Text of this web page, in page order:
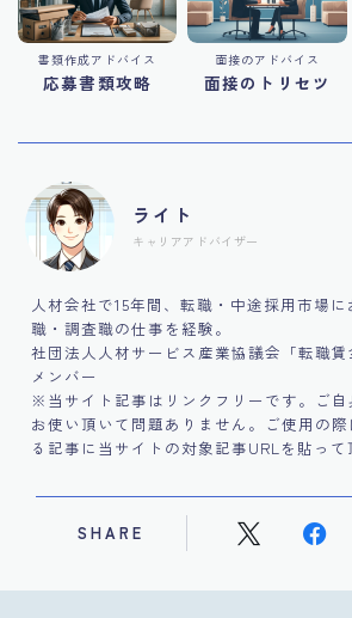
書類作成アドバイス
応募書類攻略
面接のアドバイス
面接のトリセツ
ライト
キャリアアドバイザー
人材会社で15年間、転職・中途採用市場
職・調査職の仕事を経験。
社団法人人材サービス産業協議会「転職
メンバー
※当サイト記事はリンクフリーです。ご自
お使い頂いて問題ありません。ご使用の
る記事に当サイトの対象記事URLを貼って
SHARE